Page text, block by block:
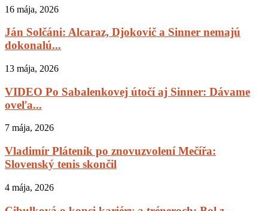
16 mája, 2026
Ján Solčáni: Alcaraz, Djokovič a Sinner nemajú
dokonalú...
13 mája, 2026
VIDEO Po Sabalenkovej útočí aj Sinner: Dávame
oveľa...
7 mája, 2026
Vladimír Pláteník po znovuzvolení Mečířa:
Slovenský tenis skončil
4 mája, 2026